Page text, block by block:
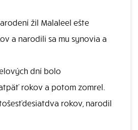
žil Malaleel ešte
a narodili sa mu synovia a
dní bolo
rokov a potom zomrel.
rokov, narodil